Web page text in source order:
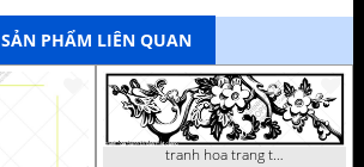
SẢN PHẨM LIÊN QUAN
tranh hoa trang tri dep mat